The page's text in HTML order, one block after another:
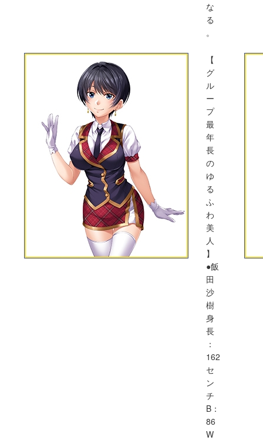
な
る
。
【
グ
ル
ー
プ
最
年
長
の
ゆ
る
ふ
わ
美
人
】
●飯
田
沙
樹
身
長
：
162
セ
ン
チ
B：
86
W